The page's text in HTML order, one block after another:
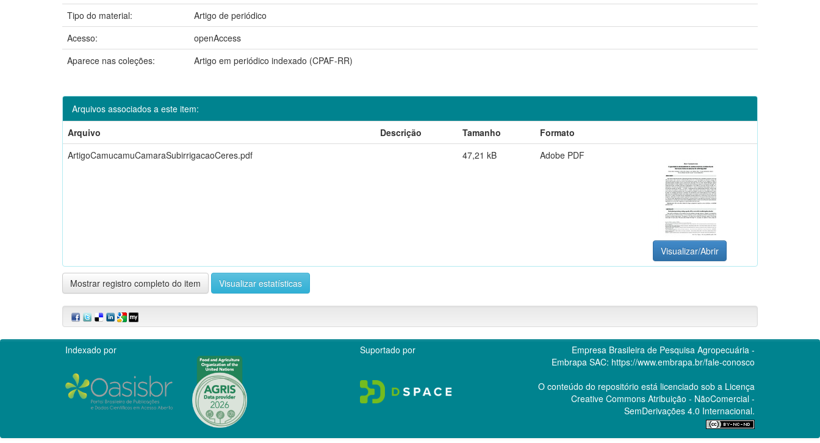
Tipo do material:
Artigo de periódico
Acesso:
openAccess
Aparece nas coleções:
Artigo em periódico indexado (CPAF-RR)
Arquivos associados a este item:
Arquivo
Descrição Tamanho
Formato
ArtigoCamucamuCamaraSubirrigacaoCeres.pdf
47,21 kB Adobe PDF
Visualizar/Abrir
Mostrar registro completo do item Visualizar estatísticas
Indexado por Suportado por
Empresa Brasileira de Pesquisa Agropecuária -
Embrapa SAC: https://www.embrapa.br/fale-conosco
O conteúdo do repositório está licenciado sob a Licença
Creative CommonsAtribuição - NãoComercial -
SemDerivações 4.0 Internacional.